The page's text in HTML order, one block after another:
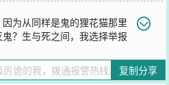
为从同样是鬼的狸花猫那里
？生与死之间，我选择举报
话，我进入了一个老小区。然而，
咒哭泣鬼！a级红裙女鬼！a级无头
复制分享